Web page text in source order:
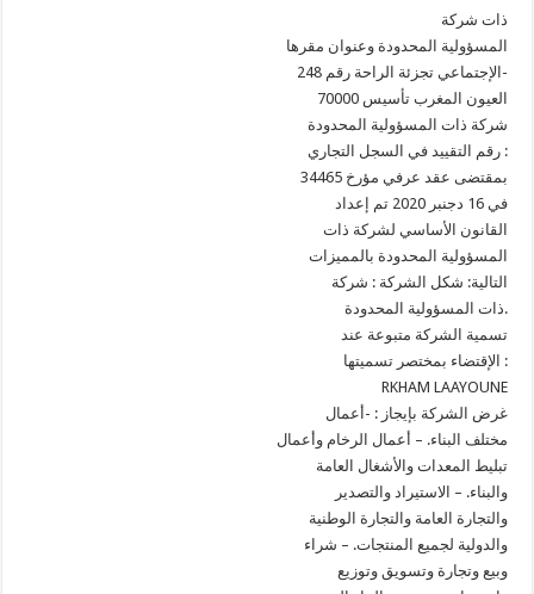
ذات شركة
المسؤولية المحدودة وعنوان مقرها
الإجتماعي تجزئة الراحة رقم 248-
70000 العيون المغرب تأسيس
شركة ذات المسؤولية المحدودة
رقم التقييد في السجل التجاري :
34465 بمقتضى عقد عرفي مؤرخ
في 16 دجنبر 2020 تم إعداد
القانون الأساسي لشركة ذات
المسؤولية المحدودة بالمميزات
التالية: شكل الشركة : شركة
ذات المسؤولية المحدودة.
تسمية الشركة متبوعة عند
الإقتضاء بمختصر تسميتها :
RKHAM LAAYOUNE
غرض الشركة بإيجاز : -أعمال
مختلف البناء. – أعمال الرخام وأعمال
تبليط المعدات والأشغال العامة
والبناء. – الاستيراد والتصدير
والتجارة العامة والتجارة الوطنية
والدولية لجميع المنتجات. – شراء
وبيع وتجارة وتسويق وتوزيع